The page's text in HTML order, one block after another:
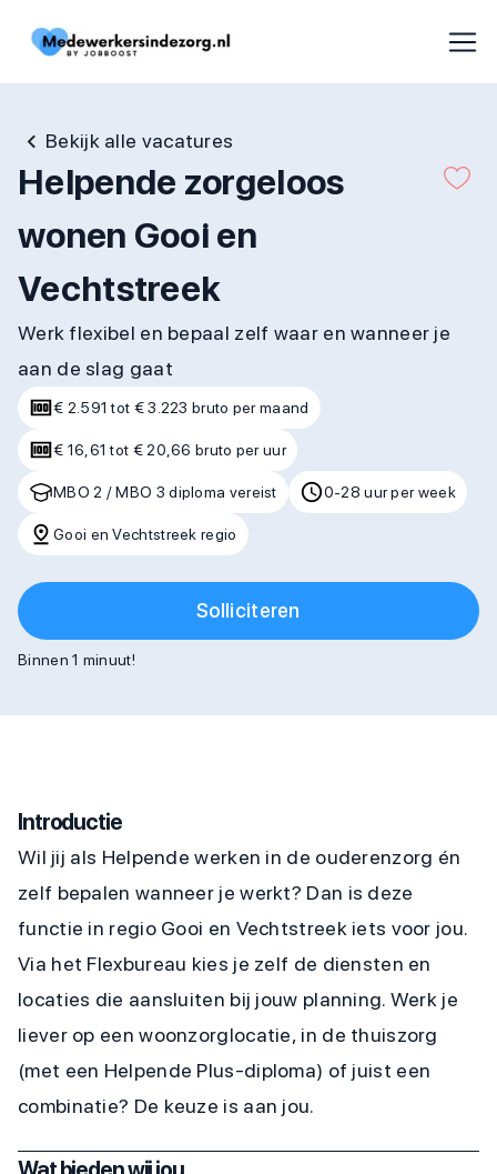
Bekijk alle vacatures
Helpende zorgeloos
wonen Gooi en
Vechtstreek
Werk flexibel en bepaal zelf waar en wanneer je
aan de slag gaat
€ 2.591 tot € 3.223 bruto per maand
€ 16,61 tot € 20,66 bruto per uur
MBO 2 / MBO 3 diploma vereist 0-28 uur per week
Gooi en Vechtstreek regio
Solliciteren
Binnen 1 minuut!
Introductie
Wil jij als Helpende werken in de ouderenzorg én
zelf bepalen wanneer je werkt? Dan is deze
functie in regio Gooi en Vechtstreek iets voor jou.
Via het Flexbureau kies je zelf de diensten en
locaties die aansluiten bij jouw planning. Werk je
liever op een woonzorglocatie, in de thuiszorg
(met een Helpende Plus-diploma) of juist een
combinatie? De keuze is aan jou.